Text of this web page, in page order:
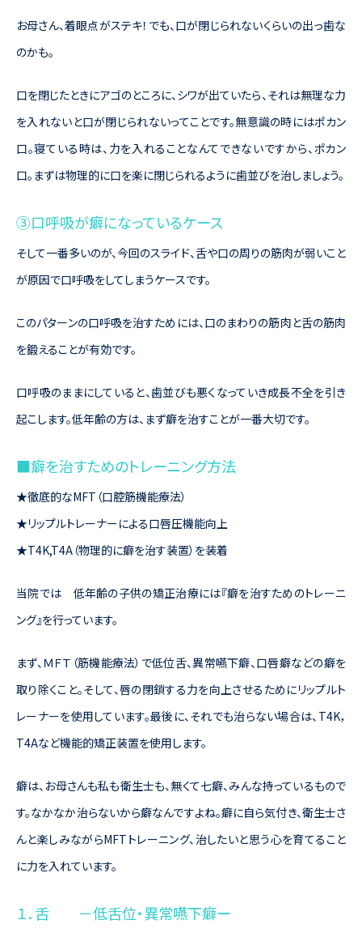
お母さん、着眼点がステキ！でも、口が閉じられないくらいの出っ歯な
のかも。
口を閉じたときにアゴのところに、シワが出ていたら、それは無理な力
を入れないと口が閉じられないってことです。無意識の時にはポカン
口。寝ている時は、力を入れることなんてできないですから、ポカン
口。まずは物理的に口を楽に閉じられるように歯並びを治しましょう。
③口呼吸が癖になっているケース
そして一番多いのが、今回のスライド、舌や口の周りの筋肉が弱いこと
が原因で口呼吸をしてしまうケースです。
このパターンの口呼吸を治すためには、口のまわりの筋肉と舌の筋肉
を鍛えることが有効です。
口呼吸のままにしていると、歯並びも悪くなっていき成長不全を引き
起こします。低年齢の方は、まず癖を治すことが一番大切です。
■癖を治すためのトレーニング方法
★徹底的なMFT（口腔筋機能療法）
★リップルトレーナーによる口唇圧機能向上
★T4K,T4A（物理的に癖を治す装置）を装着
当院では 低年齢の子供の矯正治療には『癖を治すためのトレーニ
ング』を行っています。
まず、ＭＦＴ（筋機能療法）で低位舌、異常嚥下癖、口唇癖などの癖を
取り除くこと。そして、唇の閉鎖する力を向上させるためにリップルト
レーナーを使用しています。最後に、それでも治らない場合は、T4K，
T4Aなど機能的矯正装置を使用します。
癖は、お母さんも私も衛生士も、無くて七癖、みんな持っているもので
す。なかなか治らないから癖なんですよね。癖に自ら気付き、衛生士さ
んと楽しみながらMFTトレーニング、治したいと思う心を育てること
に力を入れています。
１．舌 －低舌位・異常嚥下癖ー